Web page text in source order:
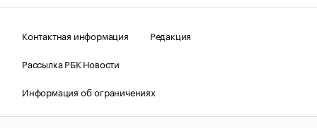
Контактная информация
Редакция
Рассылка РБК Новости
Информация об ограничениях
Правовая информация
О соблюдении авторских прав